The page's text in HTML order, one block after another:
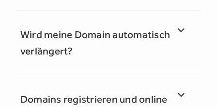
Wird meine Domain automatisch
verlängert?
Domains registrieren und online